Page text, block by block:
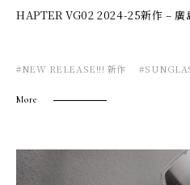
HAPTER VG02 2024-25新作 – 廣
#NEW RELEASE!!! 新作
More